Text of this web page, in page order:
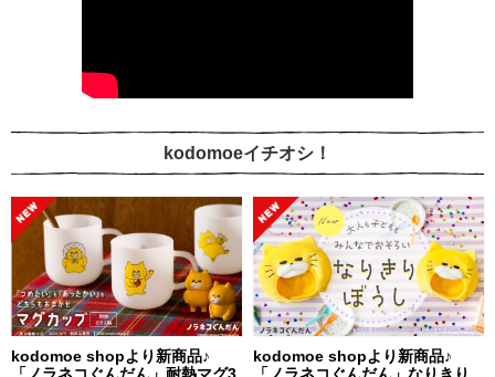
kodomoeイチオシ！
kodomoe shopより新商品♪
「ノラネコぐんだん」耐熱マグ3
kodomoe shopより新商品♪
「ノラネコぐんだん」なりきり